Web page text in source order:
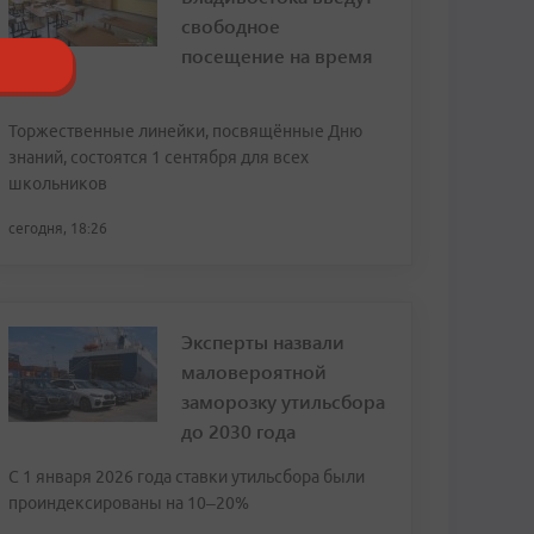
свободное
посещение на время
Торжественные линейки, посвящённые Дню
знаний, состоятся 1 сентября для всех
школьников
сегодня, 18:26
Эксперты назвали
маловероятной
заморозку утильсбора
до 2030 года
С 1 января 2026 года ставки утильсбора были
проиндексированы на 10–20%